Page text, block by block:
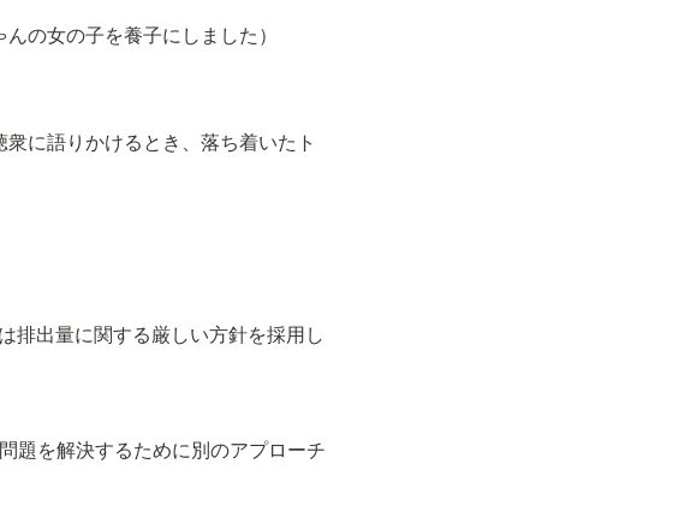
の女の子を養子にしました）
に語りかけるとき、落ち着いたト
排出量に関する厳しい方針を採用し
題を解決するために別のアプローチ